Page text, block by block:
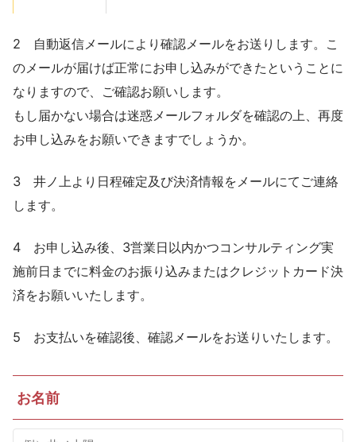
2 自動返信メールにより確認メールをお送りします。こ
のメールが届けば正常にお申し込みができたということに
なりますので、ご確認お願いします。
もし届かない場合は迷惑メールフォルダを確認の上、再度
お申し込みをお願いできますでしょうか。
3 井ノ上より日程確定及び決済情報をメールにてご連絡
します。
4 お申し込み後、3営業日以内かつコンサルティング実
施前日までに料金のお振り込みまたはクレジットカード決
済をお願いいたします。
5 お支払いを確認後、確認メールをお送りいたします。
お名前